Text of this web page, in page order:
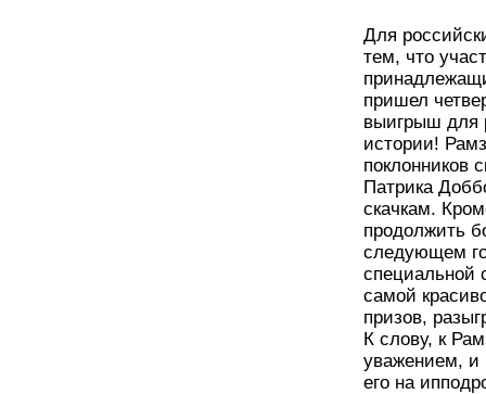
Для
тем, что
пришел
выигрыш для
истории!
поклонников
Патрика
скачкам.
продолжить
следующем
специальной
самой
призов,
К слову, к
уважением, и
его на